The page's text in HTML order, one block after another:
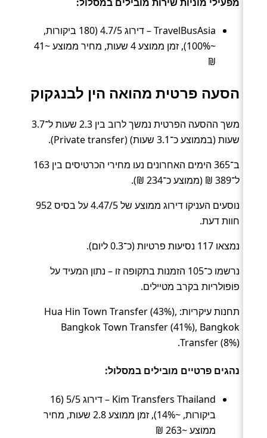
TravelBusAsia – דירוג 4.7/5 (180 ביקורות,
~100%), זמן ממוצע 4 שעות, מחיר ממוצע ~41
₪
הסעה פרטית מהואה הין לבנגקוק
משך ההסעה הפרטית נמשך לרוב בין 2.3 שעות ל־3.7
שעות (בממוצע כ־3.1 שעות) (Private transfer).
ב־365 הימים האחרונים נעו מחירי הכרטיסים בין 163
ל־389 ₪ (ממוצע כ־234 ₪).
נוסעים העניקו דירוג ממוצע של 4.47/5 על בסיס 952
חוות דעת.
נמצאו 117 נסיעות פרטיות (כ־0.3 ליום).
נרשמו כ־105 הזמנות בתקופה זו – נתון המעיד על
פופולריות בקרב מטיילים.
תחנות עיקריות: Hua Hin Town Transfer (43%),
Bangkok Town Transfer (41%), Bangkok
Transfer (8%).
נהגים פרטיים מובילים במסלול:
Kim Transfers Thailand – דירוג 5/5 (16
ביקורות, ~14%), זמן ממוצע 2.8 שעות, מחיר
ממוצע ~263 ₪